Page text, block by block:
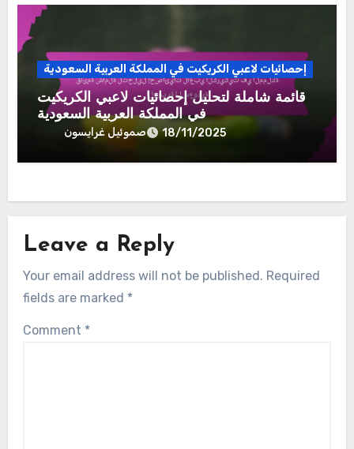
إحصائيات لاعبي الكريكيت في المملكة العربية السعودية
قائمة شاملة لتحليل إحصائيات لاعبي الكريكيت
في المملكة العربية السعودية
صموئيل غرايسون 18/11/2025
Leave a Reply
Your email address will not be published. Required
fields are marked *
Comment *